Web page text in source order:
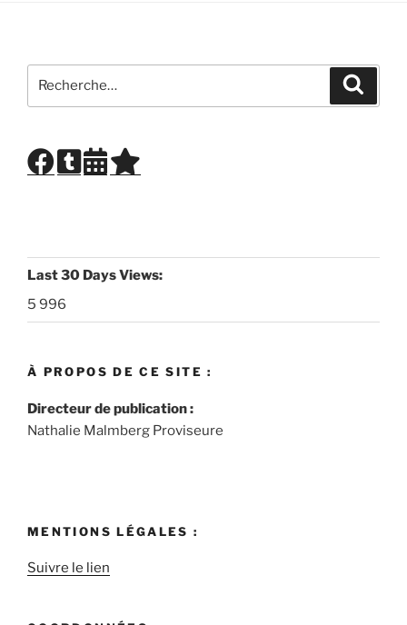
pour
Last 30 Days Views:
5 996
À PROPOS DE CE SITE :
Directeur de publication :
Nathalie Malmberg Proviseure
MENTIONS LÉGALES :
Suivre le lien